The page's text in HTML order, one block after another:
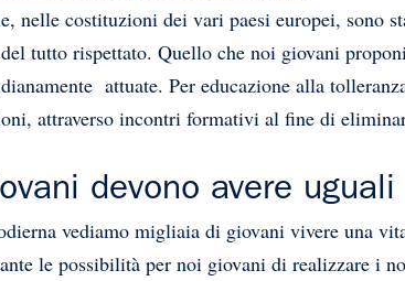
nelle costituzioni dei vari paesi europei, sono
tutto rispettato. Quello che noi giovani
attuate. Per educazione alla
attraverso incontri formativi al fine di
devono avere
vediamo migliaia di giovani vivere una
le possibilità per noi giovani di realizzare i